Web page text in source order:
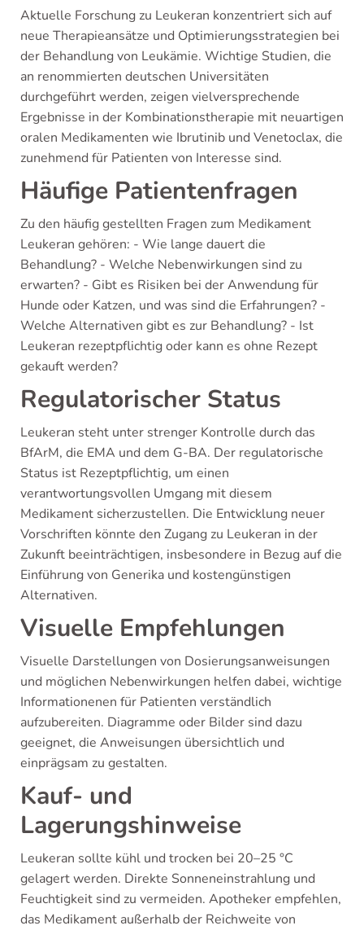
Aktuelle Forschung zu Leukeran konzentriert sich auf
neue Therapieansätze und Optimierungsstrategien bei
der Behandlung von Leukämie. Wichtige Studien, die
an renommierten deutschen Universitäten
durchgeführt werden, zeigen vielversprechende
Ergebnisse in der Kombinationstherapie mit neuartigen
oralen Medikamenten wie Ibrutinib und Venetoclax, die
zunehmend für Patienten von Interesse sind.
Häufige Patientenfragen
Zu den häufig gestellten Fragen zum Medikament
Leukeran gehören: - Wie lange dauert die
Behandlung? - Welche Nebenwirkungen sind zu
erwarten? - Gibt es Risiken bei der Anwendung für
Hunde oder Katzen, und was sind die Erfahrungen? -
Welche Alternativen gibt es zur Behandlung? - Ist
Leukeran rezeptpflichtig oder kann es ohne Rezept
gekauft werden?
Regulatorischer Status
Leukeran steht unter strenger Kontrolle durch das
BfArM, die EMA und dem G-BA. Der regulatorische
Status ist Rezeptpflichtig, um einen
verantwortungsvollen Umgang mit diesem
Medikament sicherzustellen. Die Entwicklung neuer
Vorschriften könnte den Zugang zu Leukeran in der
Zukunft beeinträchtigen, insbesondere in Bezug auf die
Einführung von Generika und kostengünstigen
Alternativen.
Visuelle Empfehlungen
Visuelle Darstellungen von Dosierungsanweisungen
und möglichen Nebenwirkungen helfen dabei, wichtige
Informationenen für Patienten verständlich
aufzubereiten. Diagramme oder Bilder sind dazu
geeignet, die Anweisungen übersichtlich und
einprägsam zu gestalten.
Kauf- und
Lagerungshinweise
Leukeran sollte kühl und trocken bei 20–25 °C
gelagert werden. Direkte Sonneneinstrahlung und
Feuchtigkeit sind zu vermeiden. Apotheker empfehlen,
das Medikament außerhalb der Reichweite von